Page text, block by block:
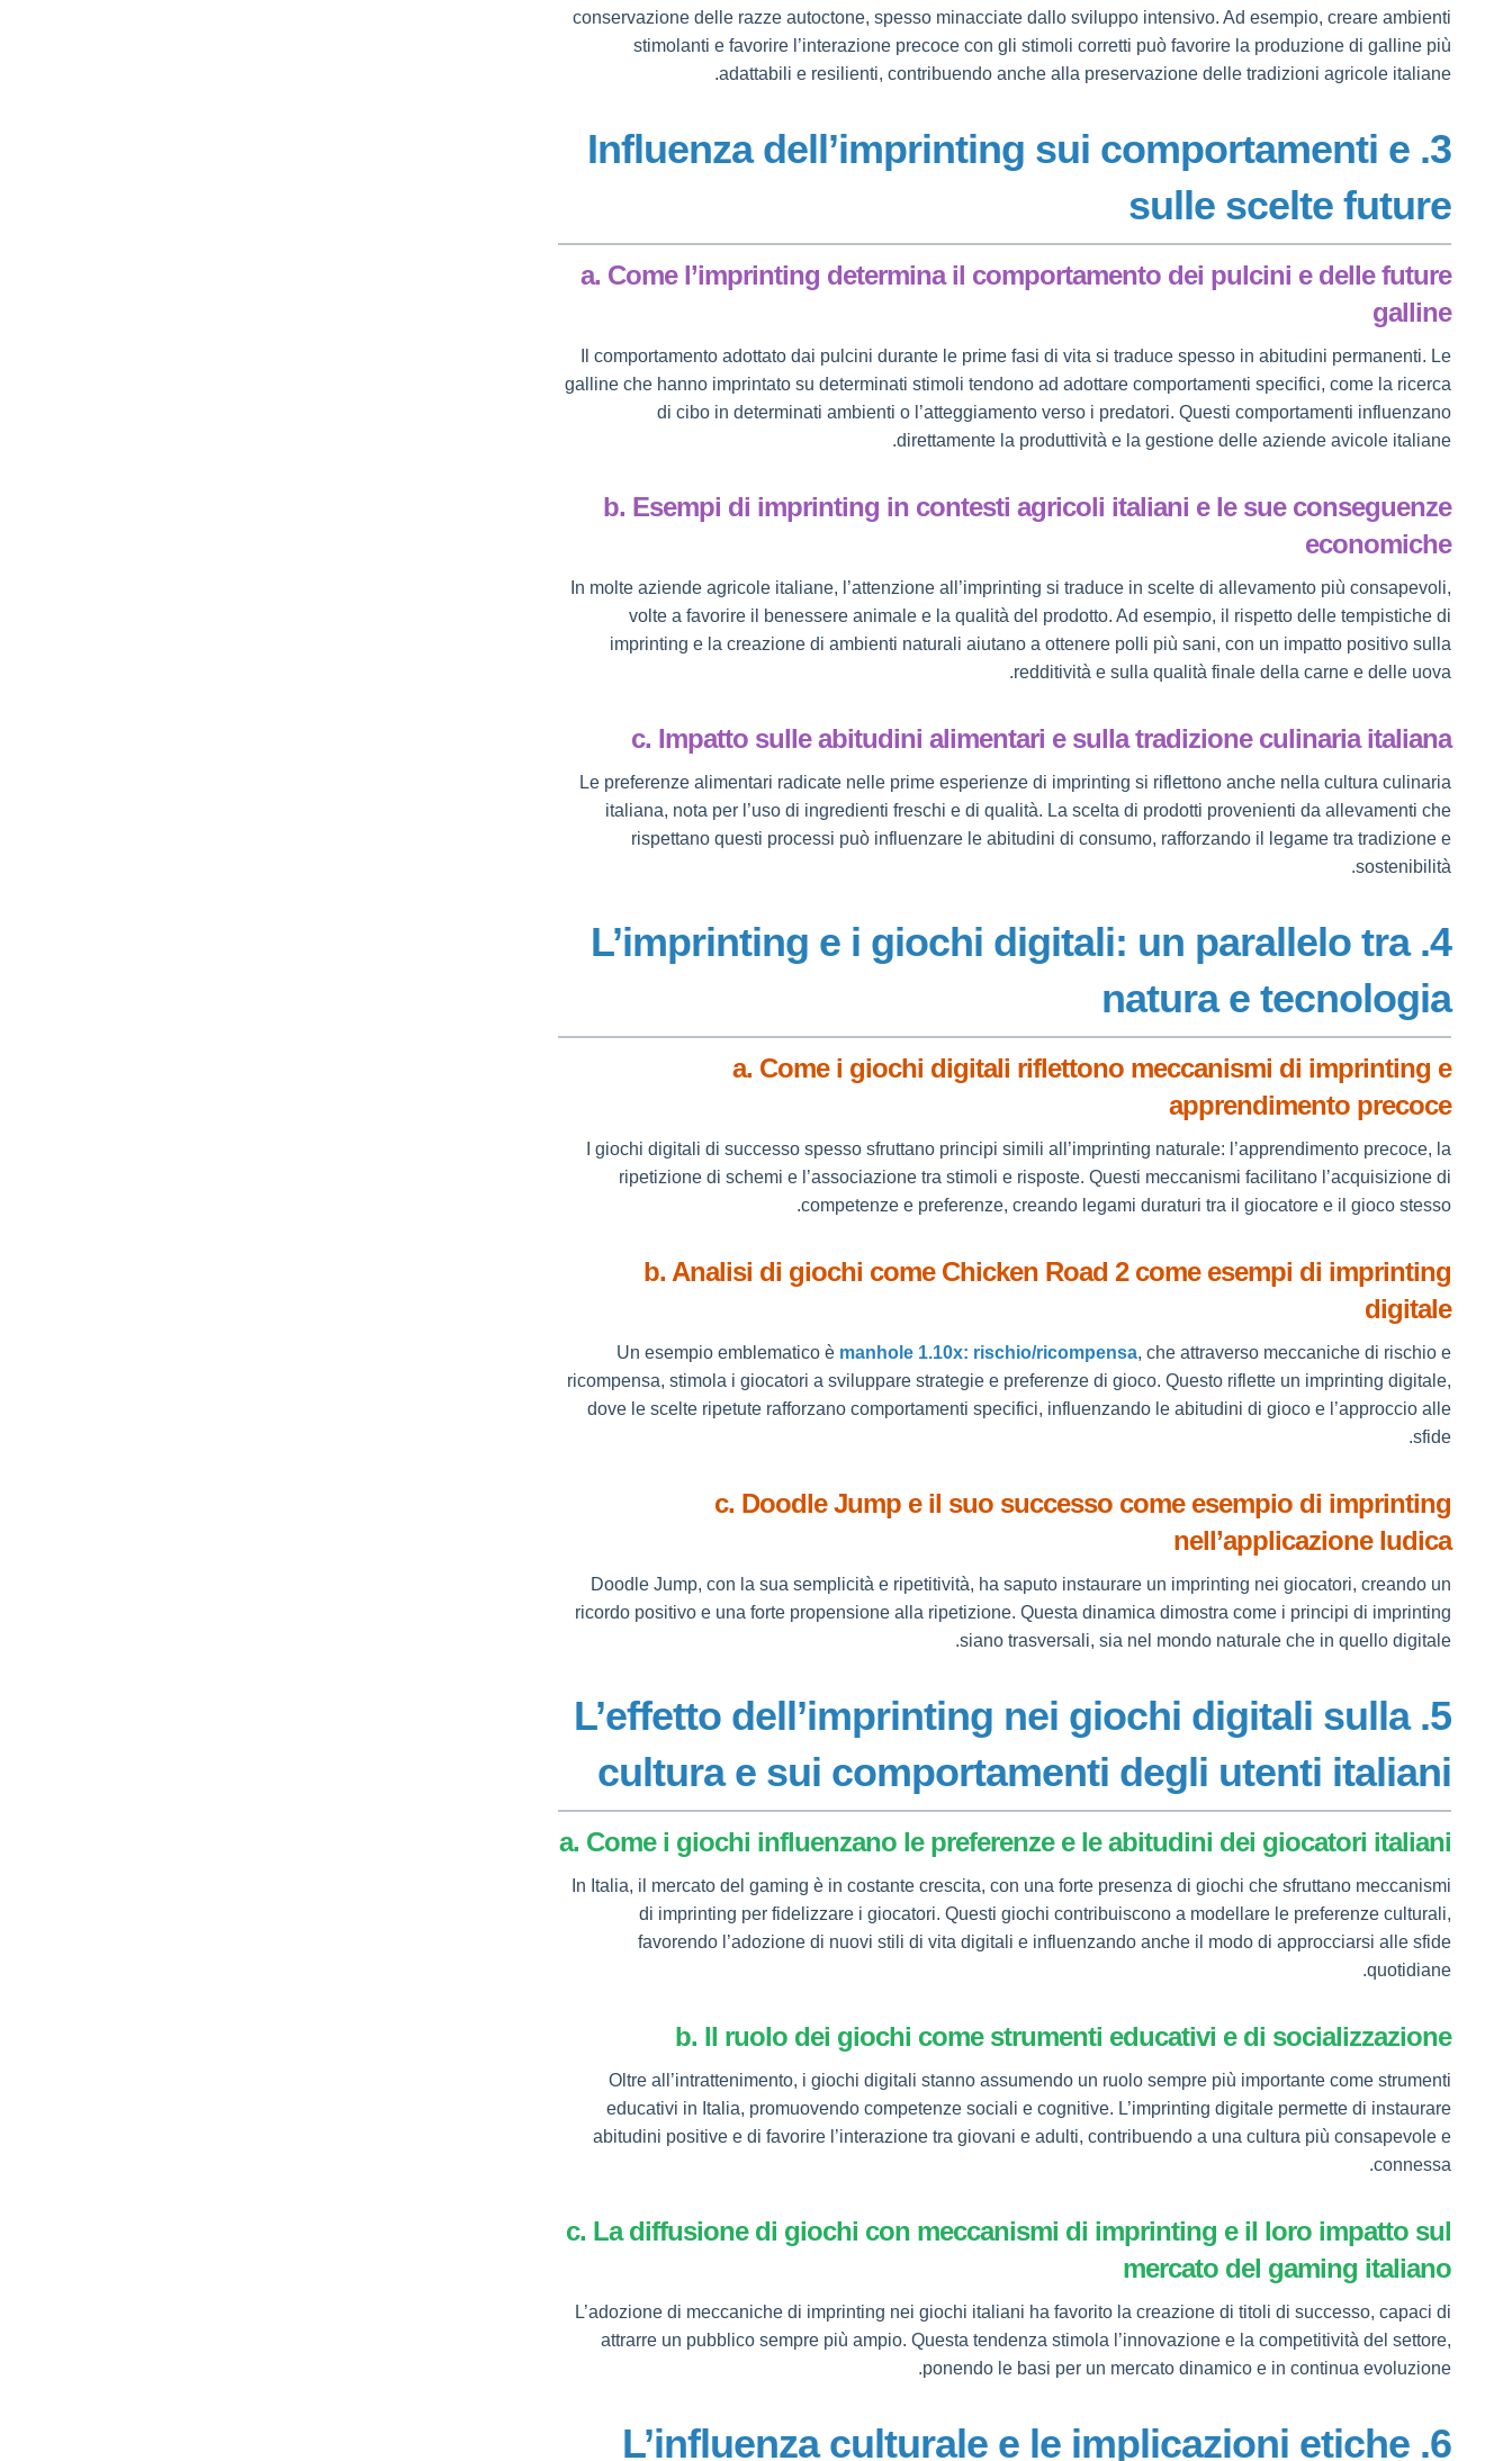
conservazione delle razze autoctone, spesso minacciate dallo sviluppo intensivo. Ad esempio, creare ambienti
stimolanti e favorire l’interazione precoce con gli stimoli corretti può favorire la produzione di galline più
adattabili e resilienti, contribuendo anche alla preservazione delle tradizioni agricole italiane.
3. Influenza dell’imprinting sui comportamenti e
sulle scelte future
a. Come l’imprinting determina il comportamento dei pulcini e delle future
galline
Il comportamento adottato dai pulcini durante le prime fasi di vita si traduce spesso in abitudini permanenti. Le
galline che hanno imprintato su determinati stimoli tendono ad adottare comportamenti specifici, come la ricerca
di cibo in determinati ambienti o l’atteggiamento verso i predatori. Questi comportamenti influenzano
direttamente la produttività e la gestione delle aziende avicole italiane.
b. Esempi di imprinting in contesti agricoli italiani e le sue conseguenze
economiche
In molte aziende agricole italiane, l’attenzione all’imprinting si traduce in scelte di allevamento più consapevoli,
volte a favorire il benessere animale e la qualità del prodotto. Ad esempio, il rispetto delle tempistiche di
imprinting e la creazione di ambienti naturali aiutano a ottenere polli più sani, con un impatto positivo sulla
redditività e sulla qualità finale della carne e delle uova.
c. Impatto sulle abitudini alimentari e sulla tradizione culinaria italiana
Le preferenze alimentari radicate nelle prime esperienze di imprinting si riflettono anche nella cultura culinaria
italiana, nota per l’uso di ingredienti freschi e di qualità. La scelta di prodotti provenienti da allevamenti che
rispettano questi processi può influenzare le abitudini di consumo, rafforzando il legame tra tradizione e
sostenibilità.
4. L’imprinting e i giochi digitali: un parallelo tra
natura e tecnologia
a. Come i giochi digitali riflettono meccanismi di imprinting e
apprendimento precoce
I giochi digitali di successo spesso sfruttano principi simili all’imprinting naturale: l’apprendimento precoce, la
ripetizione di schemi e l’associazione tra stimoli e risposte. Questi meccanismi facilitano l’acquisizione di
competenze e preferenze, creando legami duraturi tra il giocatore e il gioco stesso.
b. Analisi di giochi come Chicken Road 2 come esempi di imprinting
digitale
Un esempio emblematico è manhole 1.10x: rischio/ricompensa, che attraverso meccaniche di rischio e
ricompensa, stimola i giocatori a sviluppare strategie e preferenze di gioco. Questo riflette un imprinting digitale,
dove le scelte ripetute rafforzano comportamenti specifici, influenzando le abitudini di gioco e l’approccio alle
sfide.
c. Doodle Jump e il suo successo come esempio di imprinting
nell’applicazione ludica
Doodle Jump, con la sua semplicità e ripetitività, ha saputo instaurare un imprinting nei giocatori, creando un
ricordo positivo e una forte propensione alla ripetizione. Questa dinamica dimostra come i principi di imprinting
siano trasversali, sia nel mondo naturale che in quello digitale.
5. L’effetto dell’imprinting nei giochi digitali sulla
cultura e sui comportamenti degli utenti italiani
a. Come i giochi influenzano le preferenze e le abitudini dei giocatori italiani
In Italia, il mercato del gaming è in costante crescita, con una forte presenza di giochi che sfruttano meccanismi
di imprinting per fidelizzare i giocatori. Questi giochi contribuiscono a modellare le preferenze culturali,
favorendo l’adozione di nuovi stili di vita digitali e influenzando anche il modo di approcciarsi alle sfide
quotidiane.
b. Il ruolo dei giochi come strumenti educativi e di socializzazione
Oltre all’intrattenimento, i giochi digitali stanno assumendo un ruolo sempre più importante come strumenti
educativi in Italia, promuovendo competenze sociali e cognitive. L’imprinting digitale permette di instaurare
abitudini positive e di favorire l’interazione tra giovani e adulti, contribuendo a una cultura più consapevole e
connessa.
c. La diffusione di giochi con meccanismi di imprinting e il loro impatto sul
mercato del gaming italiano
L’adozione di meccaniche di imprinting nei giochi italiani ha favorito la creazione di titoli di successo, capaci di
attrarre un pubblico sempre più ampio. Questa tendenza stimola l’innovazione e la competitività del settore,
ponendo le basi per un mercato dinamico e in continua evoluzione.
6. L’influenza culturale e le implicazioni etiche